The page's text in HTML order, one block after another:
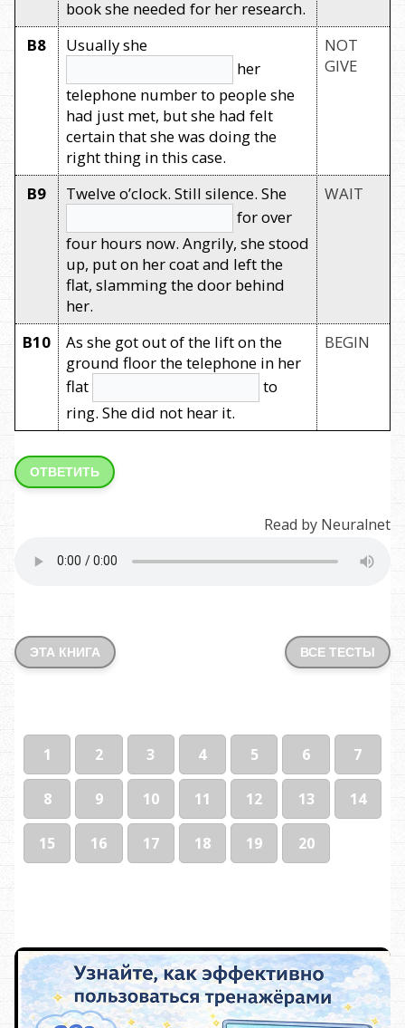
book she needed for her research.
B8
Usually she
her
telephone number to people she
had just met, but she had felt
certain that she was doing the
right thing in this case.
NOT
GIVE
B9
Twelve o’clock. Still silence. She
for over
four hours now. Angrily, she stood
up, put on her coat and left the
flat, slamming the door behind
her.
WAIT
B10
As she got out of the lift on the
ground floor the telephone in her
flat
to
ring. She did not hear it.
BEGIN
ОТВЕТИТЬ
Read by Neuralnet
ЭТА КНИГА ВСЕ ТЕСТЫ
1 2 3 4 5 6 7
8 9 10 11 12 13 14
15 16 17 18 19 20